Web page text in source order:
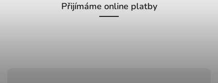
Přijímáme online platby